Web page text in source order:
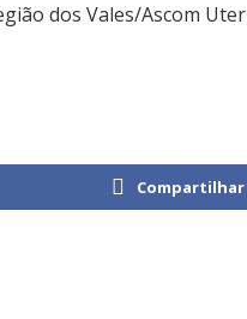
dos Vales/Ascom Uter
Compartilhar